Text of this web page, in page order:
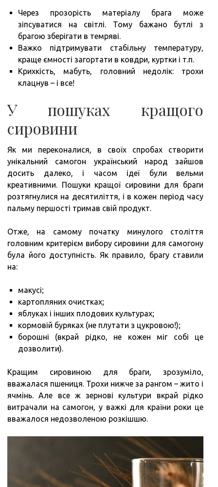
Через прозорість матеріалу брага може
зіпсуватися на світлі. Тому бажано бутлі з
брагою зберігати в темряві.
Важко підтримувати стабільну температуру,
краще ємності загортати в ковдри, куртки і т.п.
Крихкість, мабуть, головний недолік: трохи
клацнув – і все!
У пошуках кращого
сировини
Як ми переконалися, в своїх спробах створити
унікальний самогон український народ зайшов
досить далеко, і часом ідеї були вельми
креативними. Пошуки кращої сировини для браги
розтягнулися на десятиліття, і в кожен період часу
пальму першості тримав свій продукт.
Отже, на самому початку минулого століття
головним критерієм вибору сировини для самогону
була його доступність. Як правило, брагу ставили
на:
макусі;
картопляних очистках;
яблуках і інших плодових культурах;
кормовій буряках (не плутати з цукровою!);
борошні (вкрай рідко, не кожен міг собі це
дозволити).
Кращим сировиною для браги, зрозуміло,
вважалася пшениця. Трохи нижче за рангом – жито і
ячмінь. Але все ж зернові культури вкрай рідко
витрачали на самогон, у важкі для країни роки це
вважалося недозволеною розкішшю.